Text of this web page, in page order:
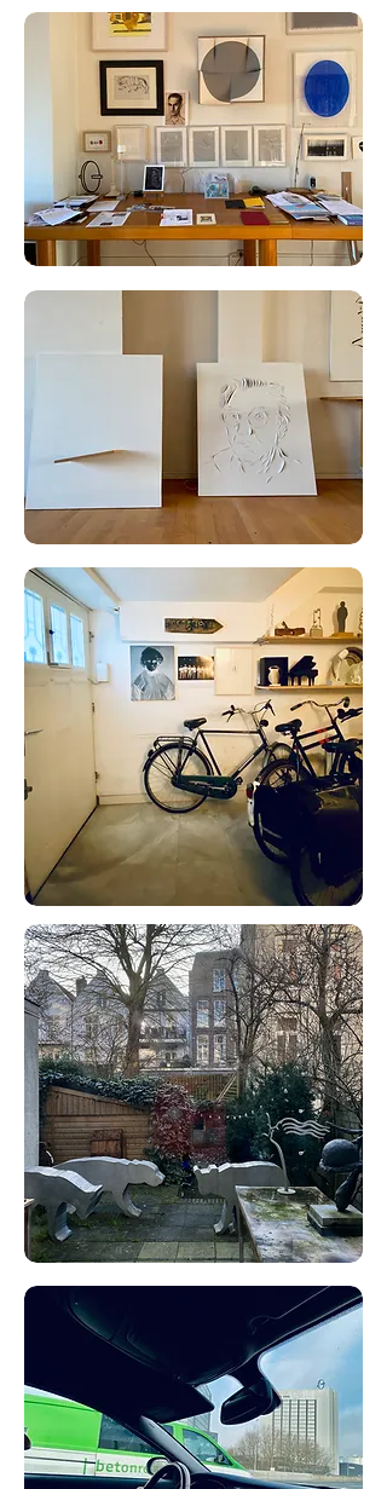
ontwerpen voor dat beeld wilde maken. Ik was er totaal aan
verslaafd, een heel raar rouwproces waar ik nog nooit van gehoord
had. Het beeld is pas ontstaan toen ik er vrede mee had.'